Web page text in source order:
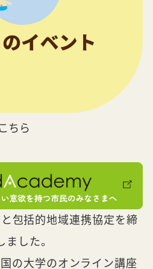
ちら
包括的地域連携協定を締
ました。
の大学のオンライン講座